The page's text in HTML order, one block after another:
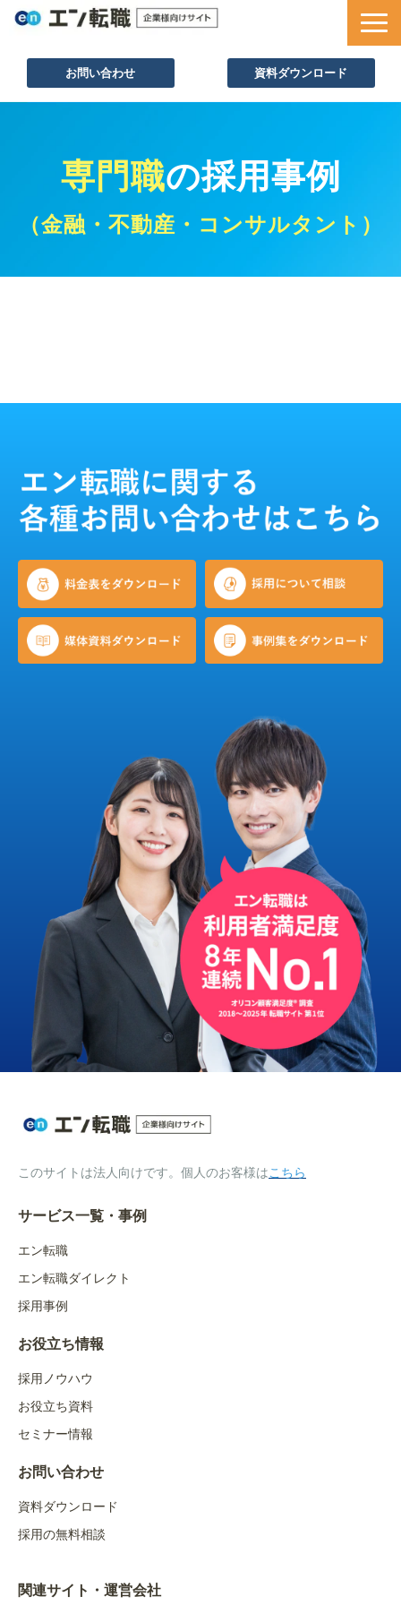
お問い合わせ 資料ダウンロード
採用事例
セミナー情報
専門職の採用事例
（金融・不動産・コンサルタント）
このサイトは法人向けです。個人のお客様はこちら
サービス一覧・事例
エン転職
エン転職ダイレクト
採用事例
お役立ち情報
採用ノウハウ
お役立ち資料
セミナー情報
お問い合わせ
資料ダウンロード
採用の無料相談
関連サイト・運営会社